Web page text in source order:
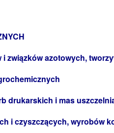
związków azotowych,
drukarskich i mas
i czyszczących, wyrobów